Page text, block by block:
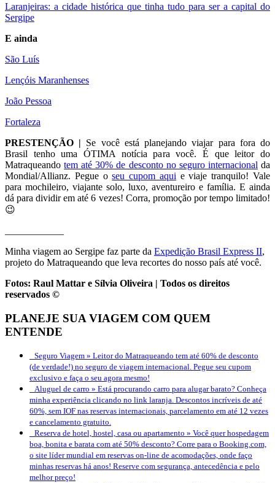
Laranjeiras: a cidade histórica que tinha tudo para ser a capital do
Sergipe
E ainda
São Luís
Lençóis Maranhenses
João Pessoa
Fortaleza
PRESTENÇÃO | Se você está planejando viajar para fora do
Brasil tenho uma ÓTIMA notícia para você. É que leitor do
Matraqueandotem até 30% de desconto no seguro internacional da
Mondial/Allianz. Pegue oseu cupom aqui e viaje tranquilo! Vale
para mochileiro, viajante solo, luxo, aventureiro e família. E ainda
dá para dividir em até 6 vezes! Corra, promoção por tempo limitado!
😉
Minha viagem ao Sergipe faz parte da Expedição Brasil Express II,
projeto do Matraqueando que leva recortes do nosso país até você.
Fotos: Raul Mattar e Sílvia Oliveira | Todos os direitos
reservados ©
PLANEJE SUA VIAGEM COM QUEM
ENTENDE
Seguro Viagem » Leitor do Matraqueando tem até 60% de desconto
(de verdade!) no seguro de viagem internacional. Pegue seu cupom
exclusivo e faça o seu agora mesmo!
Aluguel de carro » Está procurando carro para alugar barato? Conheça
minha experiência clicando no link laranja. Descontos incríveis de até
60%, sem IOF nas reservas internacionais, parcelamento em até 12 vezes
e cancelamento gratuito.
Reserva de hotel, hostel, casa ou apartamento » Você quer hospedagem
boa, bonita e barata com até 50% desconto? Corre para o Booking.com,
o site líder mundial em reservas on-line de acomodações, onde faço
minhas reservas há anos! Reserve com segurança, antecedência e pelo
melhor preço!